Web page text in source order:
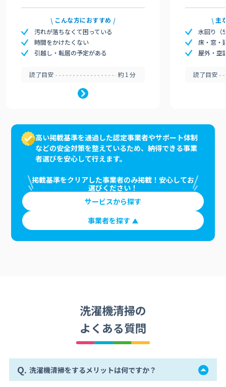
こんな方におすすめ
汚れが落ちなくて困っている
時間をかけたくない
引越し・転居の予定がある
読了目安 約1分
主
水回り（
床・窓・
屋外・空
読了目安
高い掲載基準を通過した認定事業者やサポート体制
などの安全対策を整えているため、納得できる事業
者選びを安心して行えます。
掲載基準をクリアした事業者のみ掲載！安心してお
選びください！
サービスから探す
事業者を探す
洗濯機清掃の
よくある質問
Q. 洗濯機清掃をするメリットは何ですか？